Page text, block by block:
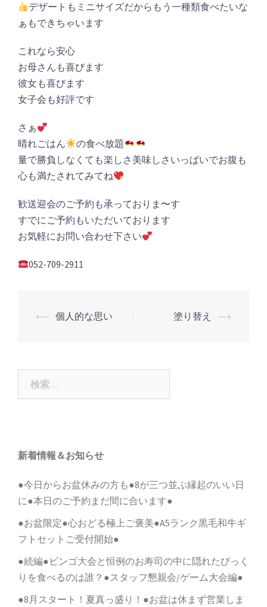
デザートもミニサイズだからもう一種類食べたいな
ぁもできちゃいます
これなら安心
お母さんも喜びます
彼女も喜びます
女子会も好評です
さぁ
晴れごはん
の食べ放題
量で勝負しなくても楽しさ美味しさいっぱいでお腹も
心も満たされてみてね
歓送迎会のご予約も承っておりま〜す
すでにご予約もいただいております
お気軽にお問い合わせ下さい
052-709-2911
投
ビ
ゲ
ン
⟵ 個人的な思い 塗り替え ⟶
新着情報＆お知らせ
●今日からお盆休みの方も●8が三つ並ぶ縁起のいい日
に●本日のご予約まだ間に合います●
●お盆限定●心おどる極上ご褒美●A5ランク黒毛和牛ギ
フトセットご受付開始●
●続編●ビンゴ大会と恒例のお寿司の中に隠れたびっく
りを食べるのは誰？●スタッフ懇親会/ゲーム大会編●
●8月スタート！夏真っ盛り！●お盆は休まず営業しま